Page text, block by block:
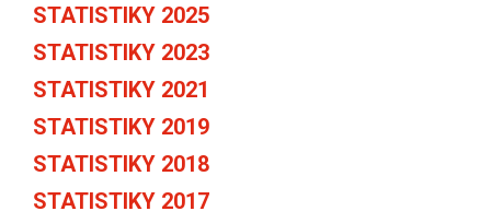
STATISTIKY 2025
STATISTIKY 2023
STATISTIKY 2021
STATISTIKY 2019
STATISTIKY 2018
STATISTIKY 2017